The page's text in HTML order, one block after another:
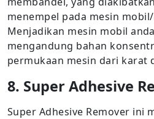
menempel pada mesin
Menjadikan mesin mobil
mengandung bahan
permukaan mesin dari karat
8. Super Adhesive
Super Adhesive Remover ini